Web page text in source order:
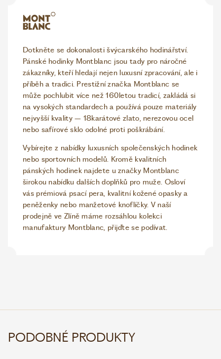
Dotkněte se dokonalosti švýcarského hodinářství.
Pánské hodinky Montblanc jsou tady pro náročné
zákazníky, kteří hledají nejen luxusní zpracování, ale i
příběh a tradici. Prestižní značka Montblanc se
může pochlubit více než 160letou tradicí, zakládá si
na vysokých standardech a používá pouze materiály
nejvyšší kvality – 18karátové zlato, nerezovou ocel
nebo safírové sklo odolné proti poškrábání.
Vybírejte z nabídky luxusních společenských hodinek
nebo sportovních modelů. Kromě kvalitních
pánských hodinek najdete u značky Montblanc
širokou nabídku dalších doplňků pro muže. Osloví
vás prémiová psací pera, kvalitní kožené opasky a
peněženky nebo manžetové knoflíčky. V naší
prodejně ve Zlíně máme rozsáhlou kolekci
manufaktury Montblanc, přijďte se podívat.
PODOBNÉ PRODUKTY